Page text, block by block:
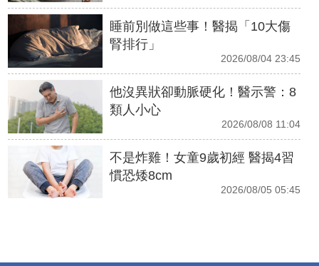
睡前別做這些事！醫揭「10大傷
腎排行」
2026/08/04 23:45
他沒異狀卻動脈硬化！醫示警：8
類人小心
2026/08/08 11:04
不是炸雞！女童9歲初經 醫揭4習
慣恐矮8cm
2026/08/05 05:45